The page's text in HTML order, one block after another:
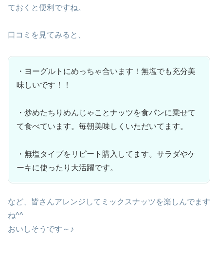
ておくと便利ですね。
口コミを見てみると、
・ヨーグルトにめっちゃ合います！無塩でも充分美
味しいです！！
・炒めたちりめんじゃことナッツを食パンに乗せて
て食べています。毎朝美味しくいただいてます。
・無塩タイプをリピート購入してます。サラダやケ
ーキに使ったり大活躍です。
など、皆さんアレンジしてミックスナッツを楽しんでます
ね^^
おいしそうです～♪